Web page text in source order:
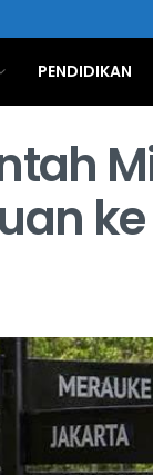
PENDIDIKAN
ke